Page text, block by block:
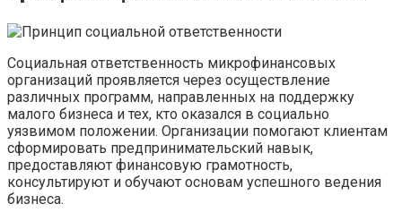
Социальная ответственность микрофинансовых
организаций проявляется через осуществление
различных программ, направленных на поддержку
малого бизнеса и тех, кто оказался в социально
уязвимом положении. Организации помогают клиентам
сформировать предпринимательский навык,
предоставляют финансовую грамотность,
консультируют и обучают основам успешного ведения
бизнеса.